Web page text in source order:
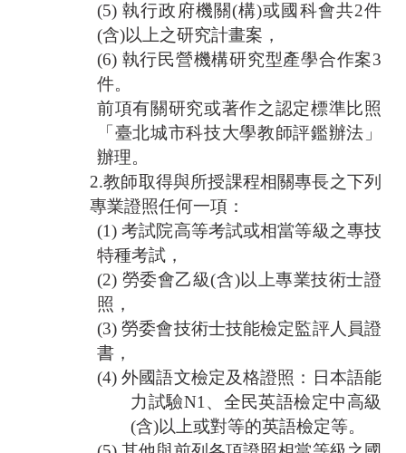
(5)執行政府機關(構)或國科會共2件
(含)以上之研究計畫案，
(6) 執行民營機構研究型產學合作案3
件。
前項有關研究或著作之認定標準比照
「臺北城市科技大學教師評鑑辦法」
辦理。
2.教師取得與所授課程相關專長之下列
專業證照任何一項：
(1)考試院高等考試或相當等級之專技
特種考試，
(2) 勞委會乙級(含)以上專業技術士證
照，
(3) 勞委會技術士技能檢定監評人員證
書，
(4)外國語文檢定及格證照：日本語能
力試驗N1 、全民英語檢定中高級
(含)以上或對等的英語檢定等。